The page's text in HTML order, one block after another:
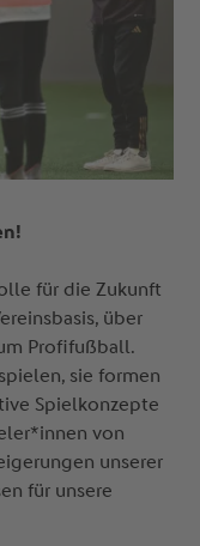
für die Zukunft
über
Profifußball.
sie formen
Spielkonzepte
von
unserer
für unsere